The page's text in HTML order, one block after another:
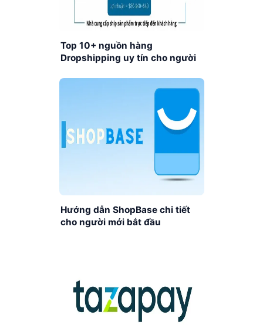
Top 10+ nguồn hàng
Dropshipping uy tín cho người
Hướng dẫn ShopBase chi tiết
cho người mới bắt đầu